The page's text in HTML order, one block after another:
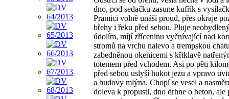
dno, pod sedačku zasune kufřík s
Pramici volně unáší proud, přes okraje
břehy i řeku před sebou. Pluje
údolím, míjí zříceninu vyčnívající nad
stromů na vrchu nalevo a trempskou
zabedněnou okenicemi s křiklavě
totemem před vchodem. Asi po pěti
před sebou uslyší hukot jezu a vpravo
a budovy mlýna. Chopí se vesel a
doleva k propusti, dno drhne o beton, ale